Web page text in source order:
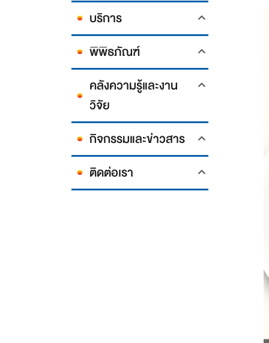
บริการ
พิพิธภัณฑ์
คลังความรู้และงาน
วิจัย
กิจกรรมและข่าวสาร
ติดต่อเรา